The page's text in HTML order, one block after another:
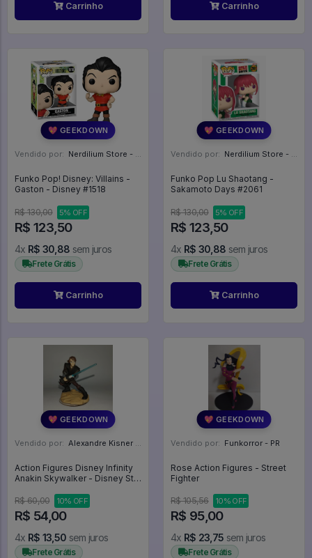
Carrinho Carrinho
💖 GEEKDOWN
Vendido por: Nerdilium Store - SP
Funko Pop! Disney: Villains -
Gaston - Disney #1518
R$ 130,00 5% OFF
R$ 123,50
4x R$ 30,88 sem juros
Frete Grátis
Carrinho
💖 GEEKDOWN
Vendido por: Nerdilium Store - SP
Funko Pop Lu Shaotang -
Sakamoto Days #2061
R$ 130,00 5% OFF
R$ 123,50
4x R$ 30,88 sem juros
Frete Grátis
Carrinho
💖 GEEKDOWN
Vendido por: Alexandre Kisner - PR
Action Figures Disney Infinity
Anakin Skywalker - Disney Star
R$ 60,00
10% OFF
R$ 54,00
4x R$ 13,50 sem juros
Frete Grátis
💖 GEEKDOWN
Vendido por: Funkorror - PR
Rose Action Figures - Street
Fighter
R$ 105,56 10% OFF
R$ 95,00
4x R$ 23,75 sem juros
Frete Grátis